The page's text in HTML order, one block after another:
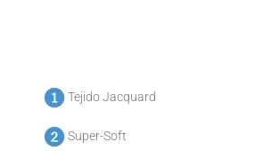
Tejido Jacquard
Super-Soft